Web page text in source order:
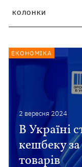
КОЛОНКИ
2 вересня 2024
В Україні
кешбеку
товарів
ЕКОНОМІКА